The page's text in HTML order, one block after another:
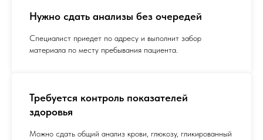
Нужно сдать анализы без очередей
Специалист приедет по адресу и выполнит забор
материала по месту пребывания пациента.
Требуется контроль показателей
здоровья
Можно сдать общий анализ крови, глюкозу, гликированный